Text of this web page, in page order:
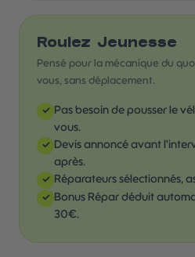
Roulez Jeunesse
Pensé pour la mécanique du
vous, sans déplacement.
✓ Pas besoin de pousser le
vous.
✓ Devis annoncé avant
après.
✓ Réparateurs sélectionnés,
✓ Bonus Répar déduit
30€.